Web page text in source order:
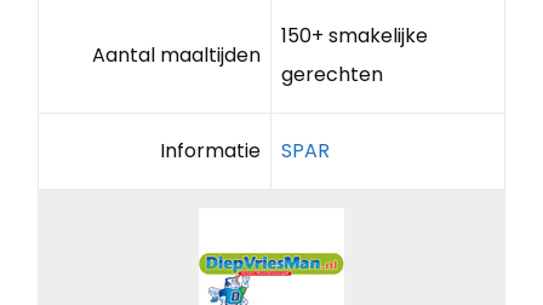
Aantal maaltijden
150+ smakelijke
gerechten
Informatie SPAR